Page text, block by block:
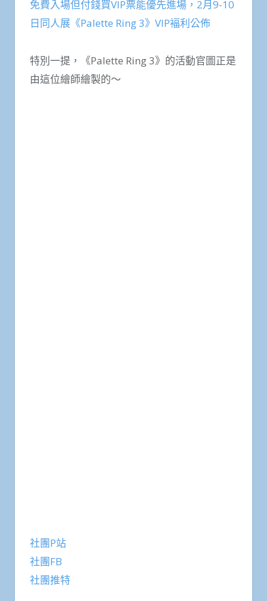
免費入場但付錢買VIP票能優先進場，2月9-10
日同人展《Palette Ring 3》VIP褔利公佈
特別一提，《Palette Ring 3》的活動官圖正是
由這位繪師繪製的～
社團P站
社團FB
社團推特